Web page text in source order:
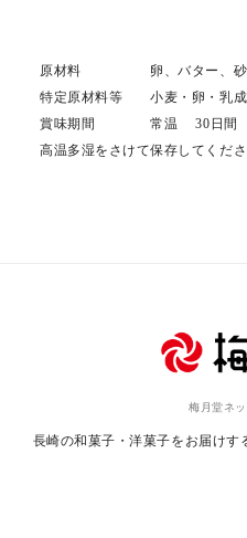
原材料 卵、バター、砂糖
特定原材料等 小麦・卵・乳
賞味期間 常温 30日間
高温多湿をさけて保存してくだ
梅月堂ネ
長崎の和菓子・洋菓子をお届けす